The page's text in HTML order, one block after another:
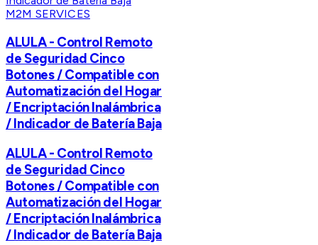
M2M SERVICES
ALULA - Control Remoto
de Seguridad Cinco
Botones / Compatible con
Automatización del Hogar
/ Encriptación Inalámbrica
/ Indicador de Batería Baja
ALULA - Control Remoto
de Seguridad Cinco
Botones / Compatible con
Automatización del Hogar
/ Encriptación Inalámbrica
/ Indicador de Batería Baja